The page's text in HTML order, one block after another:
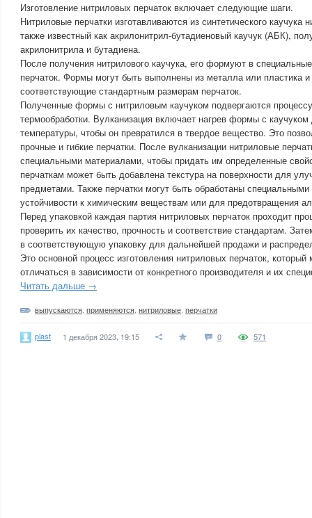
Изготовление нитриловых перчаток включает следующие шаги.
Нитриловые перчатки изготавливаются из синтетического каучука
также известный как акрилонитрил-бутадиеновый каучук (АБК),
акрилонитрила и бутадиена.
После получения нитрилового каучука, его формуют в
перчаток. Формы могут быть выполнены из металла или пластика
соответствующие стандартным размерам перчаток.
Полученные формы с нитриловым каучуком подвергаются
термообработки. Вулканизация включает нагрев формы с
температуры, чтобы он превратился в твердое вещество. Это
прочные и гибкие перчатки. После вулканизации нитриловые
специальными материалами, чтобы придать им определенные
перчаткам может быть добавлена текстура на поверхности для
предметами. Также перчатки могут быть обработаны
устойчивости к химическим веществам или для предотвращения
Перед упаковкой каждая партия нитриловых перчаток проходит
проверить их качество, прочность и соответствие стандартам.
в соответствующую упаковку для дальнейшей продажи и
Это основной процесс изготовления нитриловых перчаток,
отличаться в зависимости от конкретного производителя и их
Читать дальше →
выпускаются применяются нитриловые перчатки
plast 1 декабря 2023, 19:15 0 571